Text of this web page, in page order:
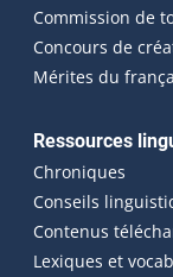
Commission de
Concours de
Mérites du
Ressources
Chroniques
Conseils
Contenus
Lexiques et